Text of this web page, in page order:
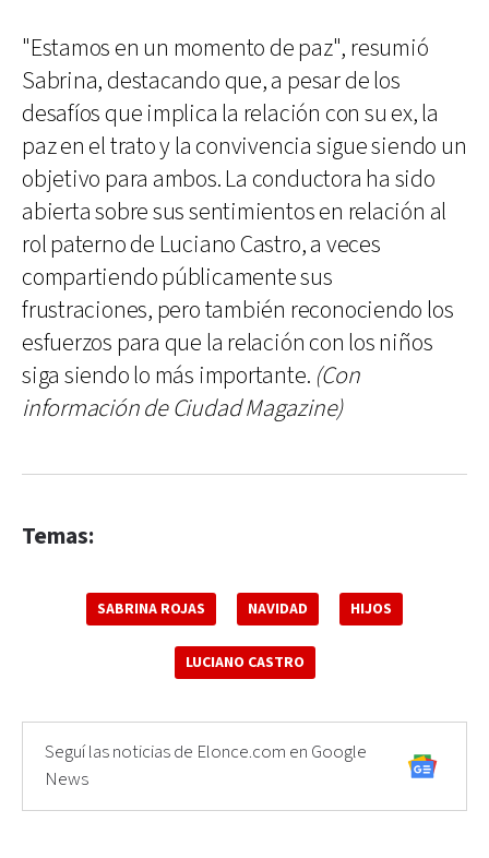
"Estamos en un momento de paz", resumió
Sabrina, destacando que, a pesar de los
desafíos que implica la relación con su ex, la
paz en el trato y la convivencia sigue siendo un
objetivo para ambos. La conductora ha sido
abierta sobre sus sentimientos en relación al
rol paterno de Luciano Castro, a veces
compartiendo públicamente sus
frustraciones, pero también reconociendo los
esfuerzos para que la relación con los niños
siga siendo lo más importante. (Con
información de Ciudad Magazine)
Temas:
SABRINA ROJAS NAVIDAD HIJOS
LUCIANO CASTRO
Seguí las noticias de Elonce.com en Google
News